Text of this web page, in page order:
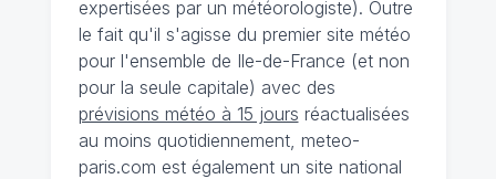
expertisées par un météorologiste). Outre
le fait qu'il s'agisse du premier site météo
pour l'ensemble de Ile-de-France (et non
pour la seule capitale) avec des
prévisions météo à 15 jours réactualisées
au moins quotidiennement, meteo-
paris.com est également un site national